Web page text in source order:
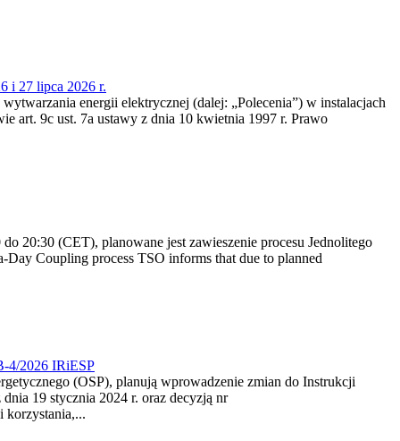
i 27 lipca 2026 r.
energii elektrycznej (dalej: „Polecenia”) w instalacjach
art. 9c ust. 7a ustawy z dnia 10 kwietnia 1997 r. Prawo
20:30 (CET), planowane jest zawieszenie procesu Jednolitego
Coupling process TSO informs that due to planned
4/2026 IRiESP
(OSP), planują wprowadzenie zmian do Instrukcji
19 stycznia 2024 r. oraz decyzją nr
korzystania,...